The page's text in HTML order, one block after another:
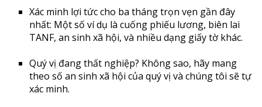
Xác minh lợi tức cho ba tháng trọn vẹn gần đây
nhất: Một số ví dụ là cuống phiếu lương, biên lai
TANF, an sinh xã hội, và nhiều dạng giấy tờ khác.
Quý vị đang thất nghiệp? Không sao, hãy mang
theo số an sinh xã hội của quý vị và chúng tôi sẽ tự
xác minh.